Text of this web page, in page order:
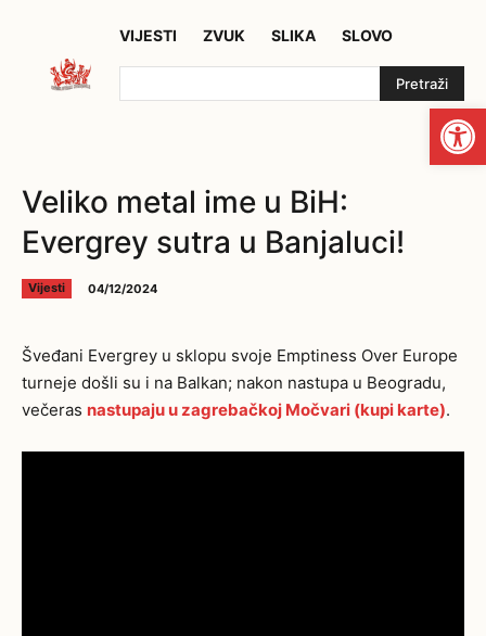
VIJESTI ZVUK SLIKA SLOVO
Pretraži
Veliko metal ime u BiH:
Evergrey sutra u Banjaluci!
Vijesti 04/12/2024
Šveđani Evergrey u sklopu svoje Emptiness Over Europe
turneje došli su i na Balkan; nakon nastupa u Beogradu,
večeras nastupaju u zagrebačkoj Močvari (kupi karte).